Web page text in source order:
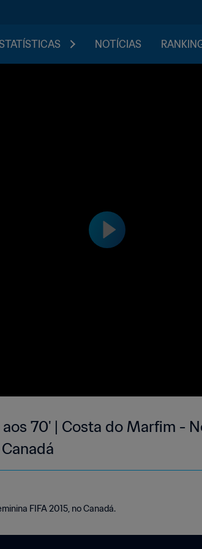
NOTÍCIAS
70' | Costa do Marfim -
FIFA 2015, no Canadá.